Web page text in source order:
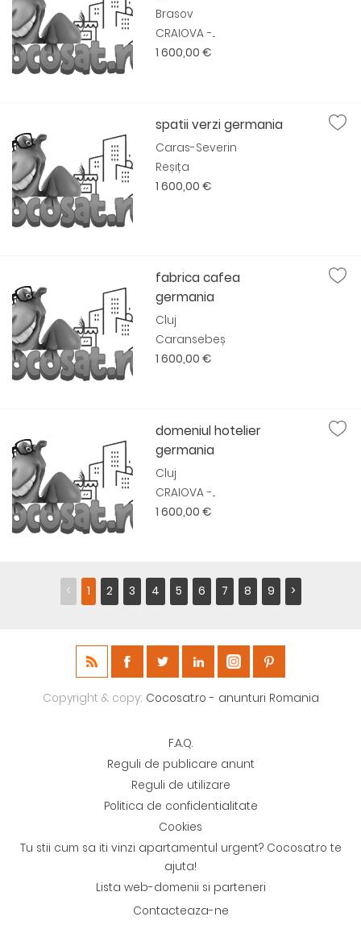
Brasov
CRAIOVA -...
1 600,00 €
spatii verzi germania
Caras-Severin
Reșița
1 600,00 €
fabrica cafea
germania
Cluj
Caransebeș
1 600,00 €
domeniul hotelier
germania
Cluj
CRAIOVA -...
1 600,00 €
< 1 2 3 4 5 6 7 8 9 >
Copyright & copy; Cocosat.ro - anunturi Romania
F.A.Q.
Reguli de publicare anunt
Reguli de utilizare
Politica de confidentialitate
Cookies
Tu stii cum sa iti vinzi apartamentul urgent? Cocosat.ro te
ajuta!
Lista web-domenii si parteneri
Contacteaza-ne